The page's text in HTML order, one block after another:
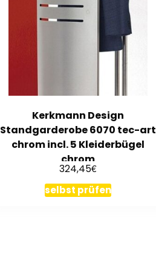
Kerkmann Design
Standgarderobe 6070 tec-art
chrom incl. 5 Kleiderbügel
chrom
324,45€
selbst prüfen